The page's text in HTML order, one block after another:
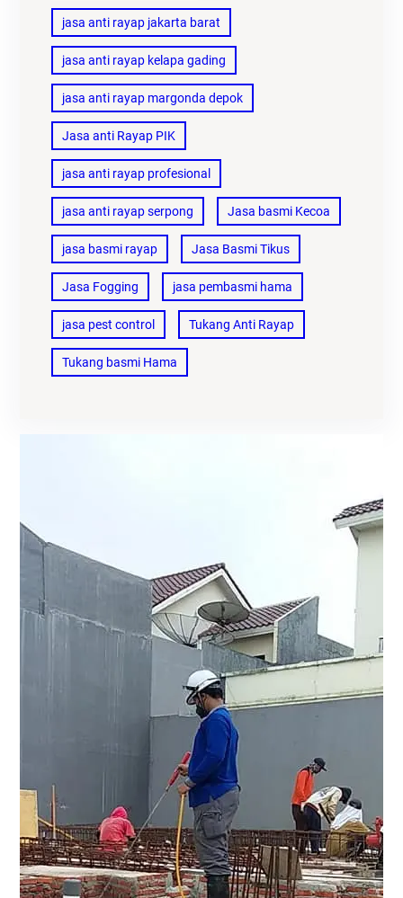
jasa anti rayap jakarta barat
jasa anti rayap kelapa gading
jasa anti rayap margonda depok
Jasa anti Rayap PIK
jasa anti rayap profesional
jasa anti rayap serpong Jasa basmi Kecoa
jasa basmi rayap Jasa Basmi Tikus
Jasa Fogging jasa pembasmi hama
jasa pest control Tukang Anti Rayap
Tukang basmi Hama